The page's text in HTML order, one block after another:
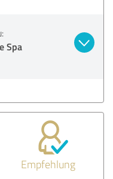
Spa
Empfehlung